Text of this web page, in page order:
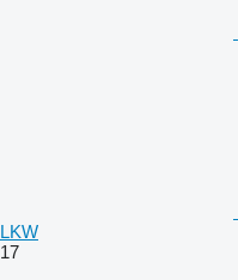
LKW
17